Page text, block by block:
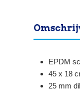
EPDM
45 x 18
25 mm